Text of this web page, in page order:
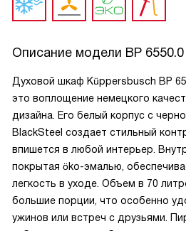
Описание модели BP
Духовой шкаф Küppersbusch BP
это воплощение немецкого
дизайна. Его белый корпус с
BlackSteel создает стильный
впишется в любой интерьер.
покрытая öko-эмалью,
легкость в уходе. Объем в 70
большие порции, что особенно
ужинов или встреч с друзьями.